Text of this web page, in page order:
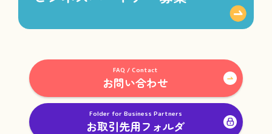
FAQ / Contact
お問い合わせ
Folder for Business Partners
お取引先用フォルダ